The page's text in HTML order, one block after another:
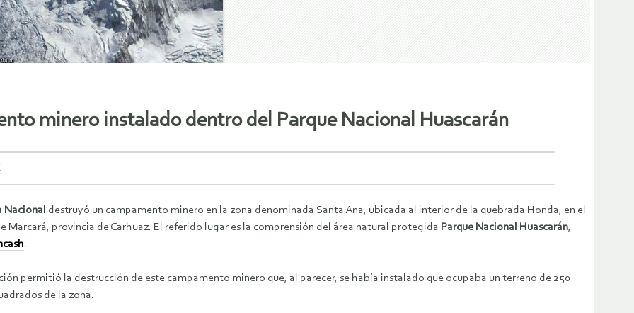
minero instalado dentro del Parque Nacional Huascarán
Nacional destruyó un campamento minero en la zona denominada Santa Ana, ubicada al interior de la quebrada Honda, en el
Marcará, provincia de Carhuaz. El referido lugar es la comprensión del área natural protegida Parque Nacional Huascarán,
.
permitió la destrucción de este campamento minero que, al parecer, se había instalado que ocupaba un terreno de 250
de la zona.